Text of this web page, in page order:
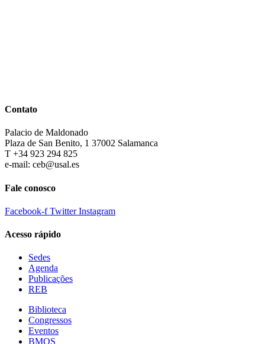
Contato
Palacio de Maldonado
Plaza de San Benito, 1 37002 Salamanca
T +34 923 294 825
e-mail: ceb@usal.es
Fale conosco
Facebook-f Twitter Instagram
Acesso rápido
Sedes
Agenda
Publicações
REB
Biblioteca
Congressos
Eventos
BMQS